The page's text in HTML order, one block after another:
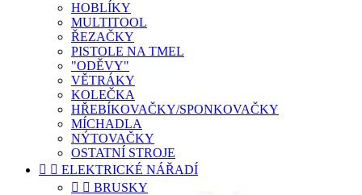
HOBLÍKY
MULTITOOL
ŘEZAČKY
PISTOLE NA TMEL
"ODĚVY"
VĚTRÁKY
KOLEČKA
HŘEBÍKOVAČKY/SPONKOVAČKY
MÍCHADLA
NÝTOVAČKY
OSTATNÍ STROJE
  ELEKTRICKÉ NÁŘADÍ
  BRUSKY